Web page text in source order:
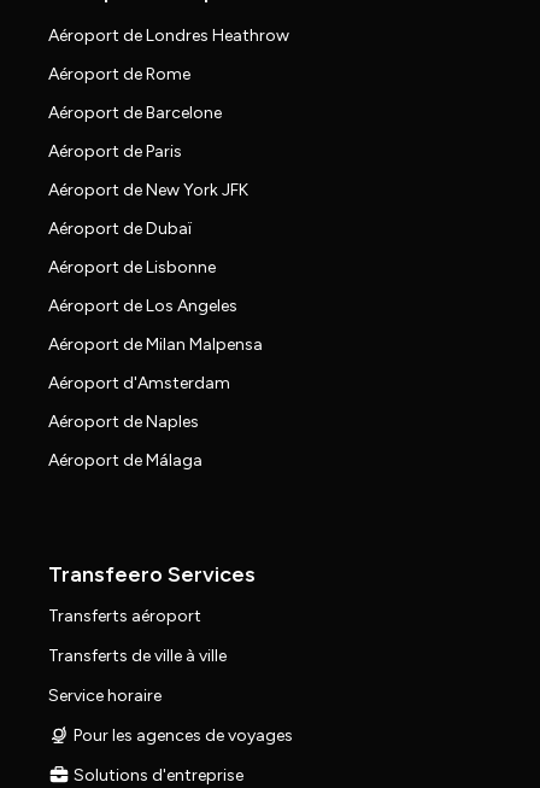
Aéroport de Londres Heathrow
Aéroport de Rome
Aéroport de Barcelone
Aéroport de Paris
Aéroport de New York JFK
Aéroport de Dubaï
Aéroport de Lisbonne
Aéroport de Los Angeles
Aéroport de Milan Malpensa
Aéroport d'Amsterdam
Aéroport de Naples
Aéroport de Málaga
Transfeero Services
Transferts aéroport
Transferts de ville à ville
Service horaire
Pour les agences de voyages
Solutions d'entreprise